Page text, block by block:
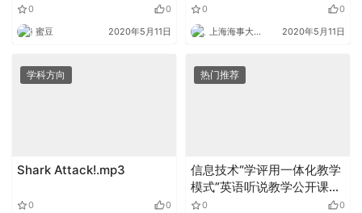
0 0
蜜豆 2020年5月11日
0 0
上海海事大学外语 2020年5月11日
学科方向
Shark Attack!.mp3
0 0
热门推荐
信息技术“学评用一体化教学
模式”英语听说教学公开课
Stress Relief 视频.flv
0 0